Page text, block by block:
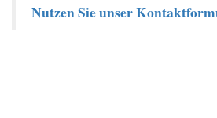
Nutzen Sie unser